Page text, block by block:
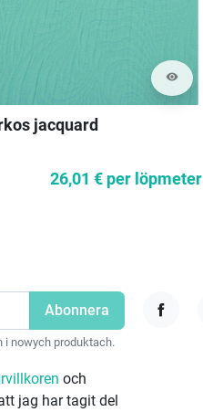
visibility
jacquard
26,01 € per löpmeter
i nowych produktach.
och
jag har tagit del